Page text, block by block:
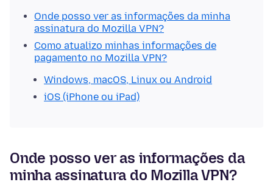
Onde posso ver as informações da minha
assinatura do Mozilla VPN?
Como atualizo minhas informações de
pagamento no Mozilla VPN?
Windows, macOS, Linux ou Android
iOS (iPhone ou iPad)
Onde posso ver as informações da
minha assinatura do Mozilla VPN?